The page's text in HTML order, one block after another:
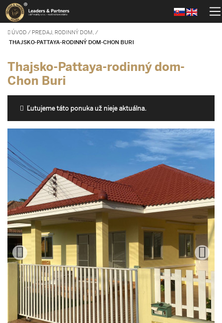
ÚVOD / PREDAJ, RODINNÝ DOM, /
THAJSKO-PATTAYA-RODINNÝ DOM-CHON BURI
Thajsko-Pattaya-rodinný dom-
Chon Buri
Ľutujeme táto ponuka už nieje aktuálna.